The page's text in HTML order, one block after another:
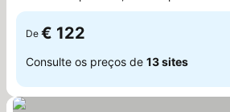
na cobertura
De € 122
Consulte os preços de 13 sites